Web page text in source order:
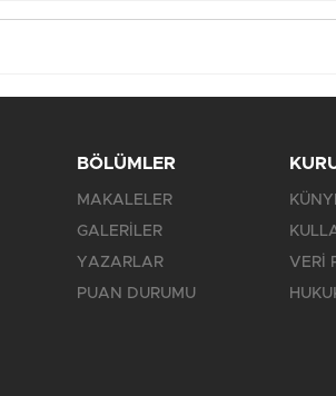
BÖLÜMLER
MAKALELER
GALERİLER
YAZARLAR
PUAN DURUMU
VERİ